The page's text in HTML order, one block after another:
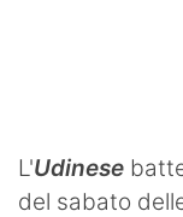
L'Udinese
del sabato